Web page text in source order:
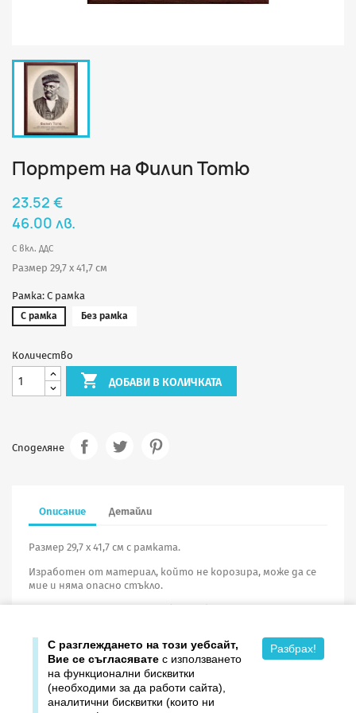
Портрет на Филип Тотю
23.52 €
46.00 лв.
С вкл. ДДС
Размер 29,7 х 41,7 см
Рамка: С рамка
С рамка Без рамка
Количество
 ДОБАВИ В КОЛИЧКАТА
Споделяне
Описание Детайли
Размер 29,7 х 41,7 см с рамката.
Изработен от материал, който не корозира, може да се
мие и няма опасно стъкло.
С разглеждането на този уебсайт,
Вие се съгласявате с използването
на функционални бисквитки
(необходими за да работи сайта),
аналитични бисквитки (които ни
Разбрах!